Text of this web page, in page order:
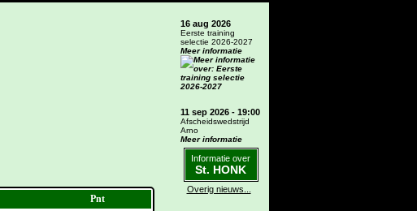
Pnt
16 aug 2026
Eerste training
selectie 2026-2027
Meer informatie
11 sep 2026 - 19:00
Afscheidswedstrijd
Arno
Meer informatie
Informatie over
St. HONK
Overig nieuws...